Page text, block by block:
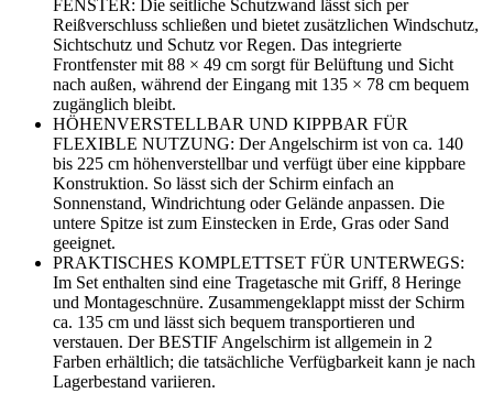
FENSTER: Die seitliche Schutzwand lässt sich per
Reißverschluss schließen und bietet zusätzlichen Windschutz,
Sichtschutz und Schutz vor Regen. Das integrierte
Frontfenster mit 88 × 49 cm sorgt für Belüftung und Sicht
nach außen, während der Eingang mit 135 × 78 cm bequem
zugänglich bleibt.
HÖHENVERSTELLBAR UND KIPPBAR FÜR
FLEXIBLE NUTZUNG: Der Angelschirm ist von ca. 140
bis 225 cm höhenverstellbar und verfügt über eine kippbare
Konstruktion. So lässt sich der Schirm einfach an
Sonnenstand, Windrichtung oder Gelände anpassen. Die
untere Spitze ist zum Einstecken in Erde, Gras oder Sand
geeignet.
PRAKTISCHES KOMPLETTSET FÜR UNTERWEGS:
Im Set enthalten sind eine Tragetasche mit Griff, 8 Heringe
und Montageschnüre. Zusammengeklappt misst der Schirm
ca. 135 cm und lässt sich bequem transportieren und
verstauen. Der BESTIF Angelschirm ist allgemein in 2
Farben erhältlich; die tatsächliche Verfügbarkeit kann je nach
Lagerbestand variieren.